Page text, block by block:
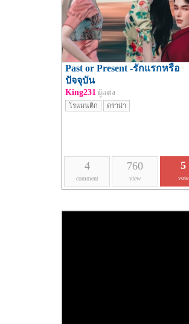
Past or Present -รักแรกหรือ
ปัจจุบัน
King231 ผู้แต่ง
โรแมนติก ดราม่า
4
comment
760
view
5
vote